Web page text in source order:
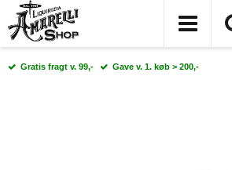
Gratis fragt v. 99,- Gave v. 1. køb > 200,-